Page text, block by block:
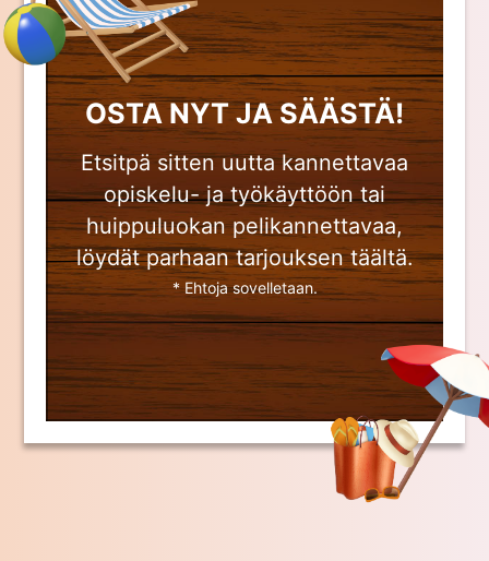
OSTA NYT JA SÄÄSTÄ!
Etsitpä sitten uutta kannettavaa
opiskelu- ja työkäyttöön tai
huippuluokan pelikannettavaa,
löydät parhaan tarjouksen täältä.
* Ehtoja sovelletaan.